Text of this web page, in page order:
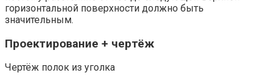
горизонтальной поверхности должно быть
значительным.
Проектирование + чертёж
Чертёж полок из уголка